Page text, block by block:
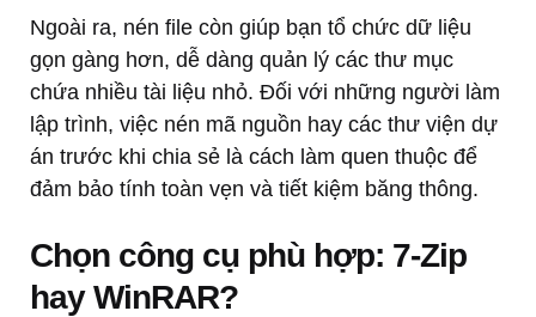
Ngoài ra, nén file còn giúp bạn tổ chức dữ liệu
gọn gàng hơn, dễ dàng quản lý các thư mục
chứa nhiều tài liệu nhỏ. Đối với những người làm
lập trình, việc nén mã nguồn hay các thư viện dự
án trước khi chia sẻ là cách làm quen thuộc để
đảm bảo tính toàn vẹn và tiết kiệm băng thông.
Chọn công cụ phù hợp: 7-Zip
hay WinRAR?